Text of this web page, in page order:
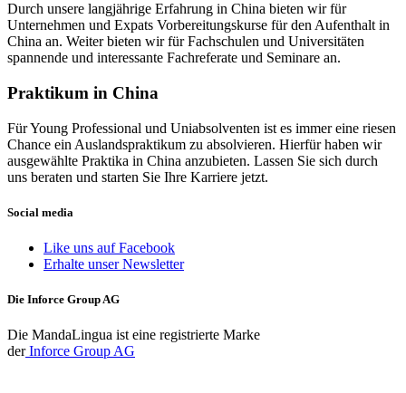
Durch unsere langjährige Erfahrung in China bieten wir für
Unternehmen und Expats Vorbereitungskurse für den Aufenthalt in
China an. Weiter bieten wir für Fachschulen und Universitäten
spannende und interessante Fachreferate und Seminare an.
Praktikum in China
Für Young Professional und Uniabsolventen ist es immer eine riesen
Chance ein Auslandspraktikum zu absolvieren. Hierfür haben wir
ausgewählte Praktika in China anzubieten. Lassen Sie sich durch
uns beraten und starten Sie Ihre Karriere jetzt.
Social media
Like uns auf Facebook
Erhalte unser Newsletter
Die Inforce Group AG
Die MandaLingua ist eine registrierte Marke
derInforce Group AG